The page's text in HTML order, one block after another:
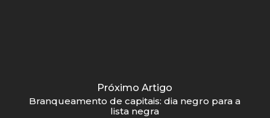
Próximo Artigo
Branqueamento de capitais: dia negro para a
lista negra